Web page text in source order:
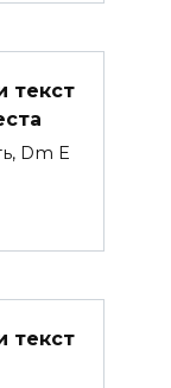
текст
Dm E
текст